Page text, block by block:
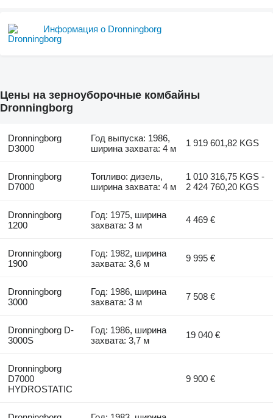
Информация о Dronningborg
Цены на зерноуборочные комбайны
Dronningborg
Dronningborg
D3000
Год выпуска: 1986,
ширина захвата: 4 м
1 919 601,82 KGS
Dronningborg
D7000
Топливо: дизель,
ширина захвата: 4 м
1 010 316,75 KGS -
2 424 760,20 KGS
Dronningborg
1200
Год: 1975, ширина
захвата: 3 м
4 469 €
Dronningborg
1900
Год: 1982, ширина
захвата: 3,6 м
9 995 €
Dronningborg
3000
Год: 1986, ширина
захвата: 3 м
7 508 €
Dronningborg D-
3000S
Год: 1986, ширина
захвата: 3,7 м
19 040 €
Dronningborg
D7000
HYDROSTATIC
9 900 €